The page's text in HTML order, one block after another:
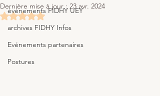
événements FIDHY UEY
archives FIDHY Infos
Evénements partenaires
Postures
Dernière mise à jour :23 avr. 2024
Noté NaN étoiles sur 5.